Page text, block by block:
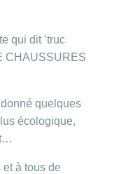
quelques
écologique,
à tous de